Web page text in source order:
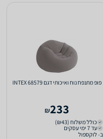
פופ מתנפח נוח ואיכותי דגם INTEX 68579
233
₪
כולל משלוח (₪43)
עד 7 ימי עסקים
ב- לוקספול